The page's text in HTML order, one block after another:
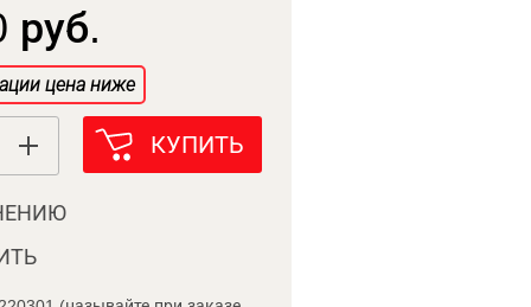
руб.
цена ниже
КУПИТЬ